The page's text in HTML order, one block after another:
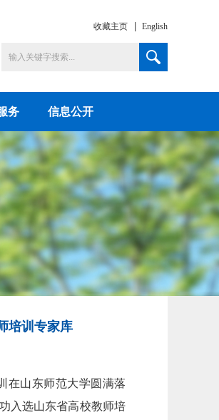
收藏主页 English
务 信息公开
培训专家库
在山东师范大学圆满落
入选山东省高校教师培